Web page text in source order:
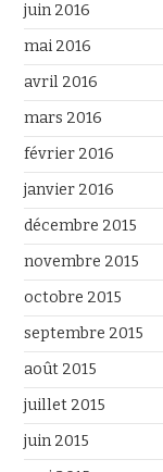
juin 2016
mai 2016
avril 2016
mars 2016
février 2016
janvier 2016
décembre 2015
novembre 2015
octobre 2015
septembre 2015
août 2015
juillet 2015
juin 2015